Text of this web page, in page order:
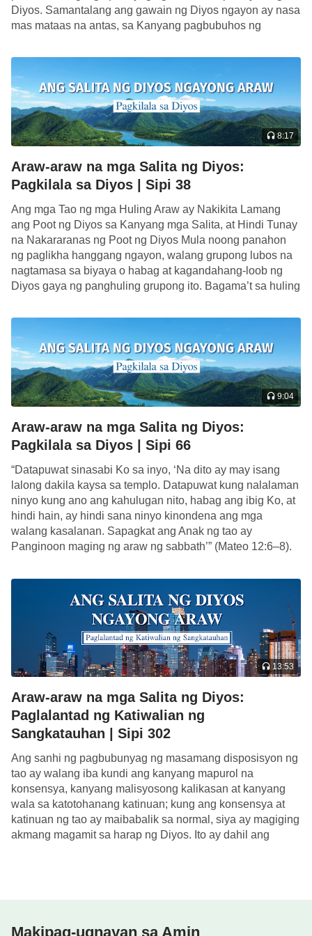
makatatanggap ng pangako ng Diyos at hahatol sa
mga masasamang tao para sa Diyos. Ang Diyos
mayroong mga mananalo at mayroong mga
matatalo. Yaong mga mananalo ay mapapabilang
sa Matagumpay, at yaong mga matatalo ay
mapapabilang sa sawi; ito ang pag-uuri sa bawat
isa alinsunod sa uri, ito ang huling kalalabasan ng
lahat ng gawain ng Diyos, ito rin ang layunin ng
lahat ng gawain ng Diyos, at hindi ito kailanman
magbabago. Ang sentro ng pangunahing gawain sa
plano sa pamamahala ng Diyos ay nakatuon sa
kaligtasan ng tao, at ang Diyos ay naging tao sa
kapakanan unang-una ng lahat ng kaibuturang ito,
naging tao ang Diyos ay dahil din upang matalo si
Satanas: Personal Siyang naging tao, at personal
Siyang ipinako sa krus, upang makumpleto ang
gawain ng unang digmaan, na siyang gawain para
sa kaligtasan ng sangkatauhan. Gayundin, ang
yugto na ito ng gawain ay personal ding ginawa ng
Diyos, na naging tao upang isagawa ang Kanyang
gawain sa gitna ng tao, upang personal na sabihin
ang Kanyang salita at tulutan ang tao na makita
Siya. Mangyari pa, hindi maiiwasan na gagawa rin
Siya ng ilang ibang gawain habang Siya ay
kaya personal Niyang isinasakatuparan ang
Kanyang gawain ay upang matalo si Satanas,
upang lupigin ang kabuuan ng sangkatauhan, at
upang matamo ang mga taong ito. At kaya, ang
gawain ng pagkakatawang-tao ng Diyos ay tunay
na mahalaga. Kung ang Kanyang layunin ay upang
ipakita lang sa tao na ang Diyos ay
mapagpakumbaba at nakatago, at ang Diyos ay
tunay, kung ito ay para lamang sa kapakanan ng
pagsasagawa sa gawaing ito, kung gayon ay hindi
na kakailanganin pa na maging tao. Kahit na hindi
naging tao ang Diyos, maibubunyag Niya ang
Kanyang pagpapakumbaba at pagkatago, ang
Diyos. Samantalang ang gawain ng Diyos ngayon ay nasa
mas mataas na antas, sa Kanyang pagbubuhos ng
8:17
Araw-araw na mga Salita ng Diyos:
Pagkilala sa Diyos | Sipi 38
Ang mga Tao ng mga Huling Araw ay Nakikita Lamang
ang Poot ng Diyos sa Kanyang mga Salita, at Hindi Tunay
na Nakararanas ng Poot ng Diyos Mula noong panahon
ng paglikha hanggang ngayon, walang grupong lubos na
nagtamasa sa biyaya o habag at kagandahang-loob ng
Diyos gaya ng panghuling grupong ito. Bagama’t sa huling
9:04
Araw-araw na mga Salita ng Diyos:
Pagkilala sa Diyos | Sipi 66
“Datapuwat sinasabi Ko sa inyo, ‘Na dito ay may isang
lalong dakila kaysa sa templo. Datapuwat kung nalalaman
ninyo kung ano ang kahulugan nito, habag ang ibig Ko, at
hindi hain, ay hindi sana ninyo kinondena ang mga
walang kasalanan. Sapagkat ang Anak ng tao ay
Panginoon maging ng araw ng sabbath’” (Mateo 12:6–8).
13:53
Araw-araw na mga Salita ng Diyos:
Paglalantad ng Katiwalian ng
Sangkatauhan | Sipi 302
Ang sanhi ng pagbubunyag ng masamang disposisyon ng
tao ay walang iba kundi ang kanyang mapurol na
konsensya, kanyang malisyosong kalikasan at kanyang
wala sa katotohanang katinuan; kung ang konsensya at
katinuan ng tao ay maibabalik sa normal, siya ay magiging
akmang magamit sa harap ng Diyos. Ito ay dahil ang
Makipag-ugnayan sa Amin